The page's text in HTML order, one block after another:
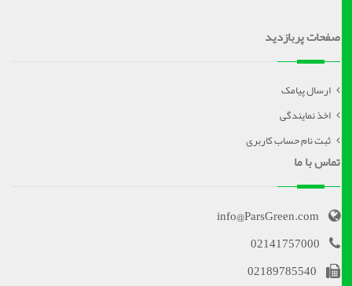
صفحات پربازدید
ارسال پیامک
اخذ نمایندگی
ثبت نام حساب کاربری
تماس با ما
info@ParsGreen.com
02141757000
02189785540